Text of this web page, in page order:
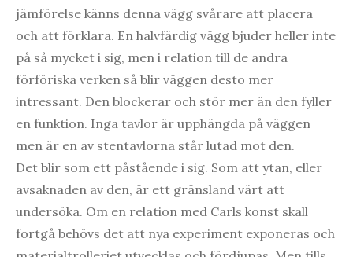
jämförelse känns denna vägg svårare att placera
och att förklara. En halvfärdig vägg bjuder heller inte
på så mycket i sig, men i relation till de andra
förföriska verken så blir väggen desto mer
intressant. Den blockerar och stör mer än den fyller
en funktion. Inga tavlor är upphängda på väggen
men är en av stentavlorna står lutad mot den.
Det blir som ett påstående i sig. Som att ytan, eller
avsaknaden av den, är ett gränsland värt att
undersöka. Om en relation med Carls konst skall
fortgå behövs det att nya experiment exponeras och